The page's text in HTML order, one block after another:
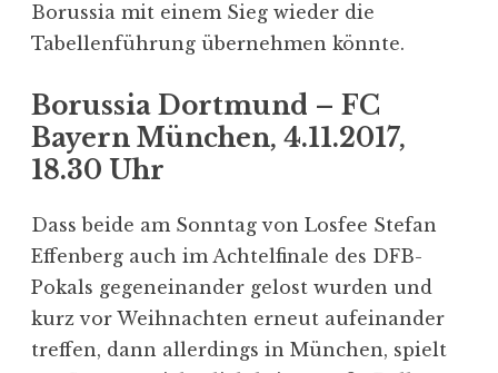
Borussia mit einem Sieg wieder die
Tabellenführung übernehmen könnte.
Borussia Dortmund – FC
Bayern München, 4.11.2017,
18.30 Uhr
Dass beide am Sonntag von Losfee Stefan
Effenberg auch im Achtelfinale des DFB-
Pokals gegeneinander gelost wurden und
kurz vor Weihnachten erneut aufeinander
treffen, dann allerdings in München, spielt